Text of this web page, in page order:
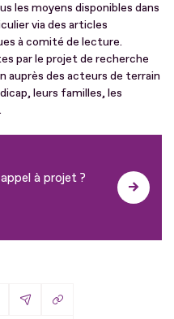
les moyens disponibles dans
via des articles
à comité de lecture.
par le projet de recherche
auprès des acteurs de terrain
leurs familles, les
à projet ?
Facebook
sur X sur LinkedIn
Partager par Email
Copier le lien